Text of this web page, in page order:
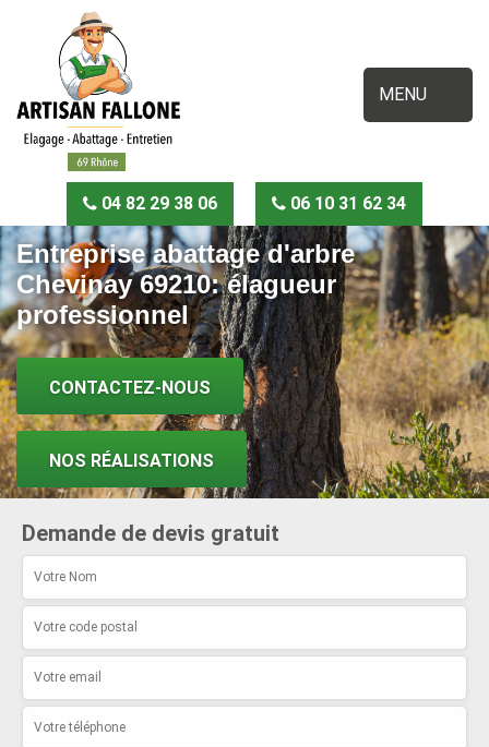
MENU
04 82 29 38 06 06 10 31 62 34
Entreprise abattage d'arbre
Chevinay 69210: élagueur
professionnel
CONTACTEZ-NOUS
NOS RÉALISATIONS
Demande de devis gratuit